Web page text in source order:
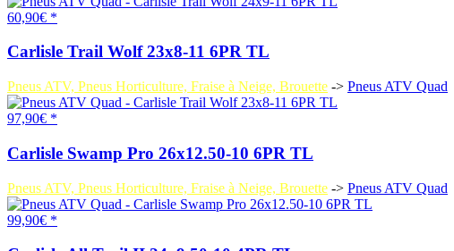
60,90€ *
Carlisle Trail Wolf 23x8-11 6PR TL
Pneus ATV, Pneus Horticulture, Fraise à Neige, Brouette -> Pneus ATV Quad
97,90€ *
Carlisle Swamp Pro 26x12.50-10 6PR TL
Pneus ATV, Pneus Horticulture, Fraise à Neige, Brouette -> Pneus ATV Quad
99,90€ *